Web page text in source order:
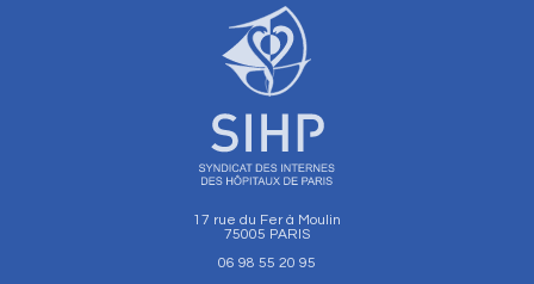
17 rue du Fer à Moulin
75005 PARIS
06 98 55 20 95